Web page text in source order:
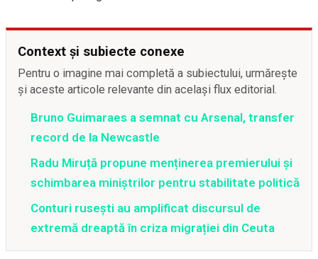
Context și subiecte conexe
Pentru o imagine mai completă a subiectului, urmărește
și aceste articole relevante din același flux editorial.
Bruno Guimaraes a semnat cu Arsenal, transfer
record de la Newcastle
Radu Miruță propune menținerea premierului și
schimbarea miniștrilor pentru stabilitate politică
Conturi rusești au amplificat discursul de
extremă dreaptă în criza migrației din Ceuta